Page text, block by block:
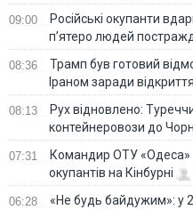
09:00
Російські окупанти
п’ятеро людей
08:36
Трамп був готовий
Іраном заради
08:13
Рух відновлено:
контейнеровози до
07:31
Командир ОТУ «Одеса»
окупантів на Кінбурні
06:28
«Не будь байдужим»: у